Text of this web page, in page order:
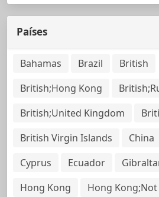
Países
Bahamas Brazil
British
British;Hong Kong
British;United Kingdom
British Virgin Islands
China
Cyprus
Ecuador
Hong Kong
Hong